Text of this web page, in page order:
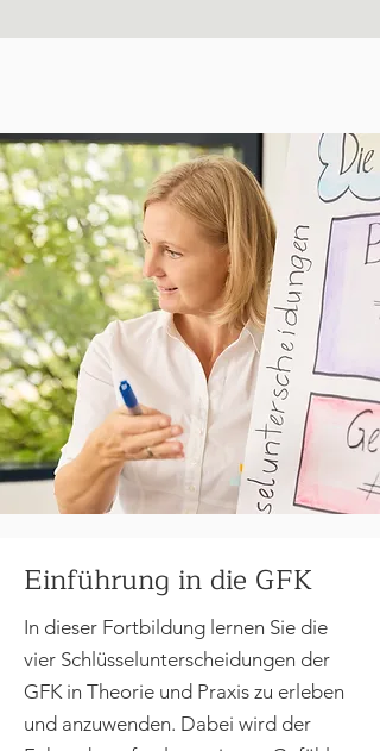
Einführung in die GFK
In dieser Fortbildung lernen Sie die
vier Schlüsselunterscheidungen der
GFK in Theorie und Praxis zu erleben
und anzuwenden. Dabei wird der